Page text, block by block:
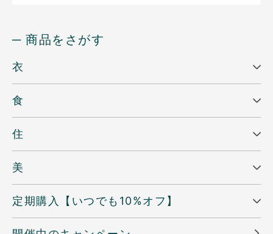
─ 商品をさがす
衣
食
住
美
定期購入【いつでも10%オフ】